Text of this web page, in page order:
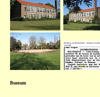
Bussum